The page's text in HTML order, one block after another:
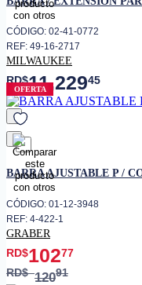
• Entrada óptica
• Dimensiones (Al x
• Peso neto
CÓDIGO: 02-41-0772
REF: 49-16-2717
MILWAUKEE
RD$11,22945
OFERTA
favorito
BARRA AJUSTABLE P /
CÓDIGO: 01-12-3948
REF: 4-422-1
GRABER
RD$10277
RD$12091